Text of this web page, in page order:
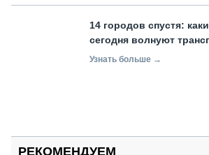
14 городов спустя:
сегодня волнуют
Узнать больше →
РЕКОМЕНДУЕМ